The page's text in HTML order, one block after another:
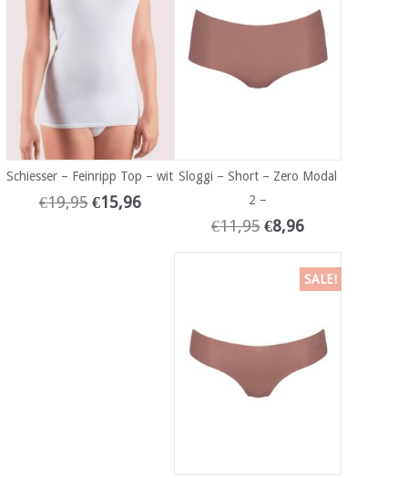
Schiesser – Feinripp Top – wit
€19,95 €15,96
Sloggi – Short – Zero Modal
2 –
€11,95 €8,96
SALE!